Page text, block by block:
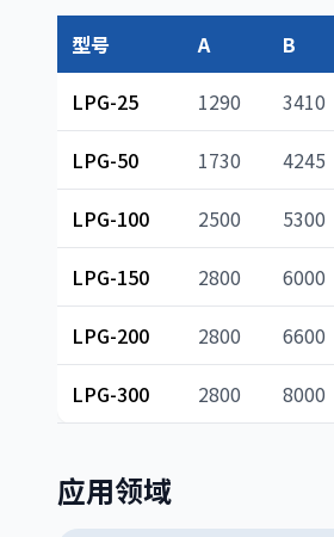
型号 A B
LPG-25
1290 3410
LPG-50 1730 4245
LPG-100 2500 5300
LPG-150 2800 6000
LPG-200 2800 6600
LPG-300 2800 8000
应用领域